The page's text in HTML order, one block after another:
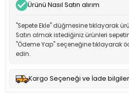
Ürünü Nasıl Satın alırım
"Sepete Ekle" düğmesine tıklayarak
Satın almak istediğiniz ürünleri
"Ödeme Yap" seçeneğine tıklayarak
edin.
Kargo Seçeneği ve İade